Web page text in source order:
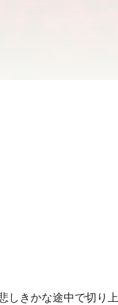
きかな途中で切り